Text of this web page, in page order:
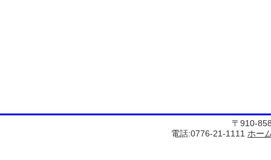
〒910-
電話:0776-21-1111 ホー